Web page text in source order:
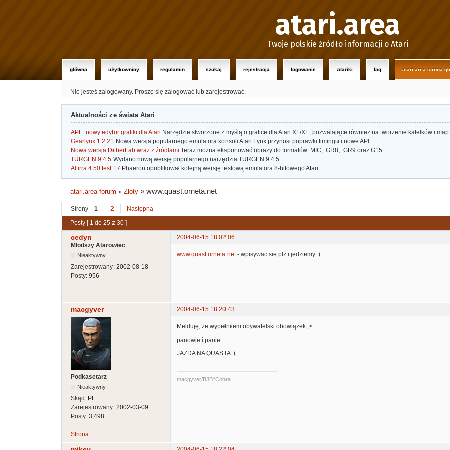
atari.area
Twoje polskie źródło informacji o Atari
główna użytkownicy regulamin szukaj rejestracja logowanie atariki faq atari.area strona
Nie jesteś zalogowany. Proszę się zalogować lub zarejestrować.
Aktualności ze świata Atari
APE: nowy edytor grafiki dla Atari Narzędzie stworzone z myślą o grafice dla Atari XL/XE, pozwalające również na tworzenie kafelków i map.
Gearlynx 1.2.21 Nowa wersja popularnego emulatora konsoli Atari Lynx przynosi poprawki timingu i nowe API.
Nowa wersja DitherLab wraz z źródłami Teraz można eksportować obrazy do formatów .MIC, .GR8, .GR9 oraz G15.
TURGEN 9.4.5 Wydano nową wersję popularnego narzędzia TURGEN 9.4.5.
Altirra 4.50 test 17 Phaeron opublikował kolejną wersję testową emulatora 8-bitowego Atari.
atari.area forum »Zloty »www.quast.orneta.net
Strony 1 2
Następna
Posty [ 1 do 25 z 30 ]
cedyn
2004-06-15 18:02:06
Młodszy Atarowiec
Nieaktywny
Zarejestrowany: 2002-08-18
Posty: 956
www.quast.orneta.net- wpisywac sie plz i jedziemy :)
macgyver 2004-06-15 18:20:43
Podkasetarz
Nieaktywny
Skąd: PL
Zarejestrowany: 2002-03-09
Posty: 3,498
Melduję, że wypełniłem obywatelski obowiązek ;>
panowie i panie:
JAZDA NA QUASTA :)
macgyver/BJB^Cobra
Strona